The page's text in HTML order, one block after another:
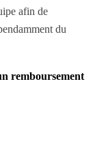
afin de
du
remboursement